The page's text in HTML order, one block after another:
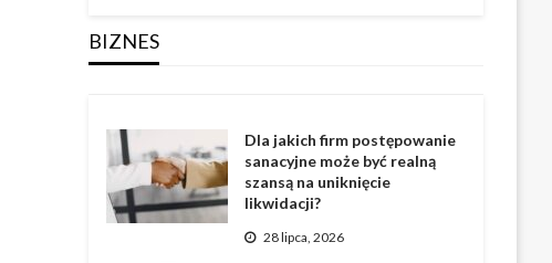
BIZNES
Dla jakich firm postępowanie
sanacyjne może być realną
szansą na uniknięcie
likwidacji?
28 lipca, 2026